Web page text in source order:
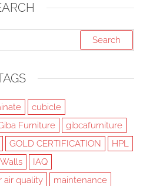
cubicle
Furniture
gibcafurniture
GOLD CERTIFICATION
HPL
IAQ
air quality
maintenance